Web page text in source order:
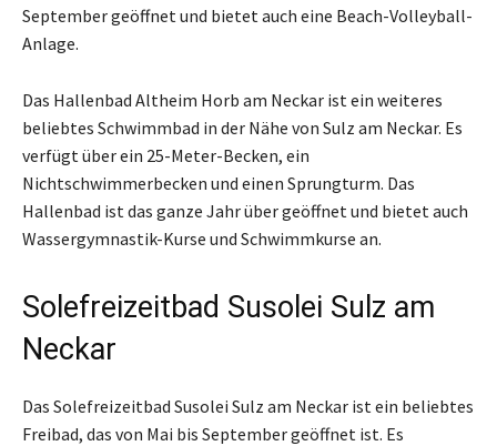
September geöffnet und bietet auch eine Beach-Volleyball-
Anlage.
Das Hallenbad Altheim Horb am Neckar ist ein weiteres
beliebtes Schwimmbad in der Nähe von Sulz am Neckar. Es
verfügt über ein 25-Meter-Becken, ein
Nichtschwimmerbecken und einen Sprungturm. Das
Hallenbad ist das ganze Jahr über geöffnet und bietet auch
Wassergymnastik-Kurse und Schwimmkurse an.
Solefreizeitbad Susolei Sulz am
Neckar
Das Solefreizeitbad Susolei Sulz am Neckar ist ein beliebtes
Freibad, das von Mai bis September geöffnet ist. Es